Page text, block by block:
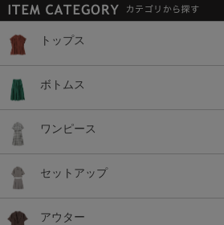
トップス
ボトムス
ワンピース
セットアップ
アウター